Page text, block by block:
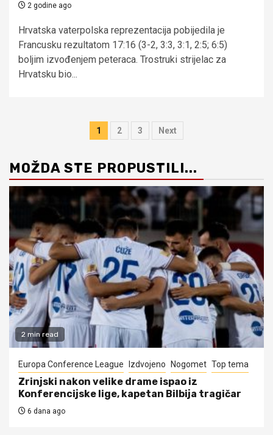
2 godine ago
Hrvatska vaterpolska reprezentacija pobijedila je
Francusku rezultatom 17:16 (3-2, 3:3, 3:1, 2:5; 6:5)
boljim izvođenjem peteraca. Trostruki strijelac za
Hrvatsku bio...
Brojevi
objava
1 2 3 Next
MOŽDA STE PROPUSTILI...
2 min read
Europa Conference League Izdvojeno Nogomet Top tema
Zrinjski nakon velike drame ispao iz
Konferencijske lige, kapetan Bilbija tragičar
6 dana ago